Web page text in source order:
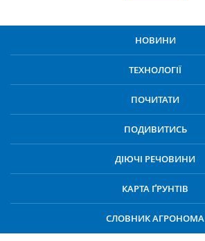
НОВИНИ
ТЕХНОЛОГІЇ
ПОЧИТАТИ
ПОДИВИТИСЬ
ДІЮЧІ РЕЧОВИНИ
КАРТА ҐРУНТІВ
СЛОВНИК АГРОНОМА